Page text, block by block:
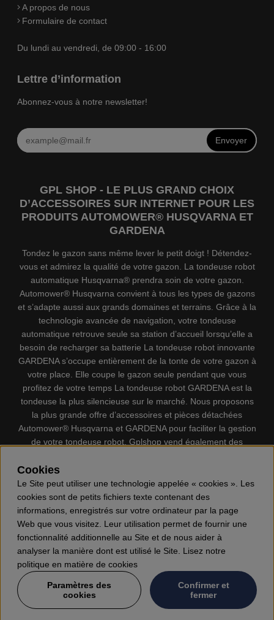
A propos de nous
Formulaire de contact
Du lundi au vendredi, de 09:00 - 16:00
Lettre d’information
Abonnez-vous à notre newsletter!
Envoyer
GPL SHOP - LE PLUS GRAND CHOIX
D’ACCESSOIRES SUR INTERNET POUR LES
PRODUITS AUTOMOWER® HUSQVARNA ET
GARDENA
Tondez le gazon sans même lever le petit doigt ! Détendez-
vous et admirez la qualité de votre gazon. La tondeuse robot
automatique Husqvarna® prendra soin de votre gazon.
Automower® Husqvarna convient à tous les types de gazons
et s’adapte aussi aux grands domaines et terrains. Grâce à la
technologie avancée de navigation, votre tondeuse
automatique retrouve seule sa station d’accueil lorsqu’elle a
besoin de recharger sa batterie La tondeuse robot innovante
GARDENA s’occupe entièrement de la tonte de votre gazon à
votre place. Elle coupe le gazon seule pendant que vous
profitez de votre temps La tondeuse robot GARDENA est la
tondeuse la plus silencieuse sur le marché. Nous proposons
la plus grande offre d’accessoires et pièces détachées
Automower® Husqvarna et GARDENA pour faciliter la gestion
de votre tondeuse robot. Gplshop vend également des
individuel, Coupe-bordures, Débroussailleuses, Taille haies,
Motoculteurs, Souffleur, Souffleuses à neige, Nettoyeurs
haute pression, Aspirateur, Découpeuses, Haches, Outils
forestiers, Lubrifiants, Carburants, Jouets ETC.
Cookies
Le Site peut utiliser une technologie appelée « cookies ». Les
cookies sont de petits fichiers texte contenant des
informations, enregistrés sur votre ordinateur par la page
Web que vous visitez. Leur utilisation permet de fournir une
fonctionnalité additionnelle au Site et de nous aider à
analyser la manière dont est utilisé le Site. Lisez notre
politique en matière de cookies
Paramètres des
cookies
Confirmer et
fermer